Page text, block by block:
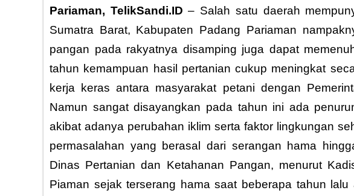
Pariaman, TelikSandi.ID – Salah satu daerah
Sumatra Barat, Kabupaten Padang Pariaman
pangan pada rakyatnya disamping juga dapat
tahun kemampuan hasil pertanian cukup meningkat
kerja keras antara masyarakat petani dengan
Namun sangat disayangkan pada tahun ini ada
akibat adanya perubahan iklim serta faktor lingkungan
permasalahan yang berasal dari serangan hama
Dinas Pertanian dan Ketahanan Pangan, menurut
Piaman sejak terserang hama saat beberapa tahun